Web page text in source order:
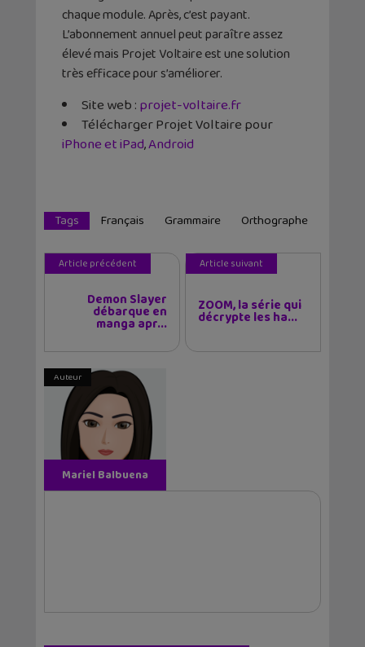
chaque module. Après, c’est payant.
L’abonnement annuel peut paraître assez
élevé mais Projet Voltaire est une solution
très efficace pour s’améliorer.
Site web :projet-voltaire.fr
Télécharger Projet Voltaire pour
iPhone et iPad,Android
Tags Français Grammaire Orthographe
Article précédent
Demon Slayer
débarque en
manga apr...
Article suivant
ZOOM, la série qui
décrypte les ha...
Auteur
Mariel Balbuena